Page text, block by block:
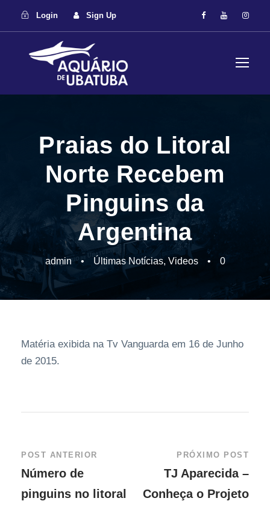
Login Sign Up
Praias do Litoral
Norte Recebem
Pinguins da
Argentina
admin • Últimas Notícias, Videos • 0
Matéria exibida na Tv Vanguarda em 16 de Junho
de 2015.
POST ANTERIOR
Número de
pinguins no litoral
PRÓXIMO POST
TJ Aparecida –
Conheça o Projeto